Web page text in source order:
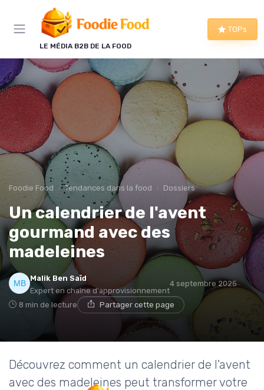
LE MÉDIA B2B DE LA FOOD
TOPs
Foodie Food Tendances dans la food Dossiers
Un calendrier de l'avent
gourmand avec des
madeleines
Malik Ben Saïd
Expert en chaîne d'approvisionnement
4 septembre 2025
8 min de lecture Partager cette page
Découvrez comment un calendrier de l'avent
avec des madeleines peut transformer votre
Panneau de gestion des cookies